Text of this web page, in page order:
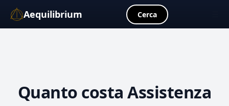
Aequilibrium Cerca
Quanto costaAssistenza